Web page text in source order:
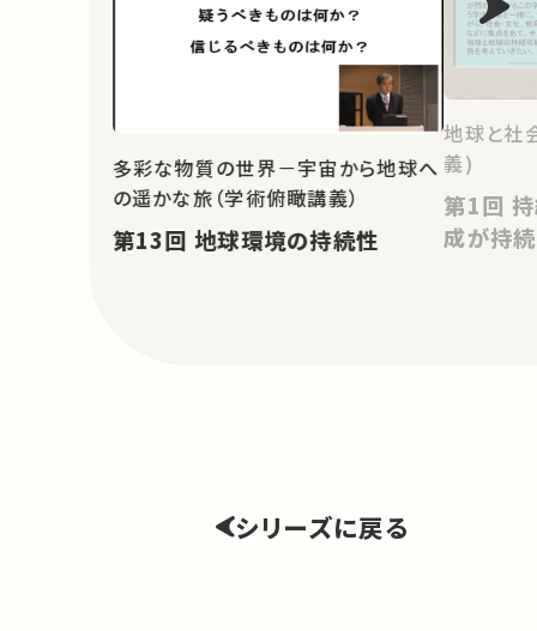
多彩な物質の世界－宇宙から地球へ
の遥かな旅（学術俯瞰講義）
第13回 地球環境の持続性
地球と社
義)
第1回 持続可能な開発目標の達
成が持
シリーズに戻る